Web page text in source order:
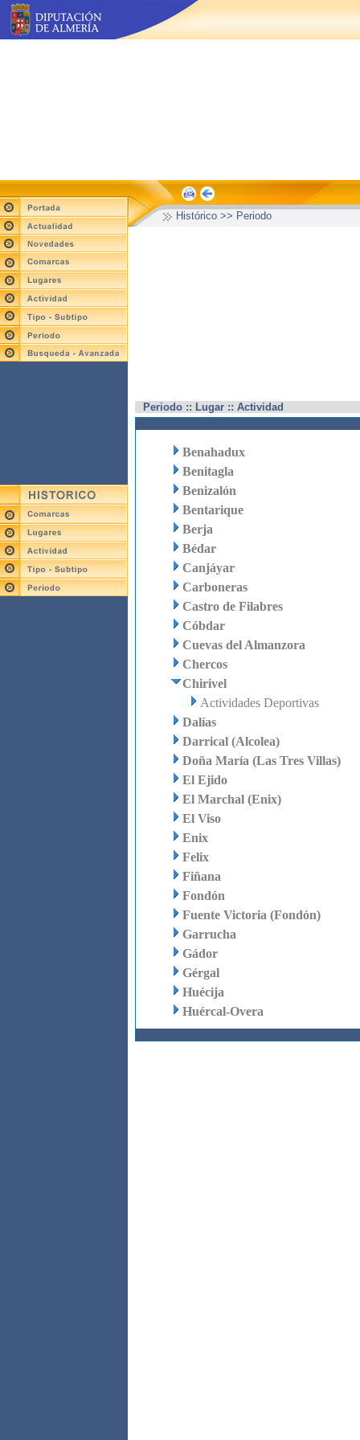
Histórico >> Periodo
Periodo :: Lugar :: Actividad
Benahadux
Benitagla
Benizalón
Bentarique
Berja
Bédar
Canjáyar
Carboneras
Castro de Filabres
Cóbdar
Cuevas del Almanzora
Chercos
Chirivel
Actividades Deportivas
Dalías
Darrical (Alcolea)
Doña María (Las Tres Villas)
El Ejido
El Marchal (Enix)
El Viso
Enix
Felix
Fiñana
Fondón
Fuente Victoria (Fondón)
Garrucha
Gádor
Gérgal
Huécija
Huércal-Overa